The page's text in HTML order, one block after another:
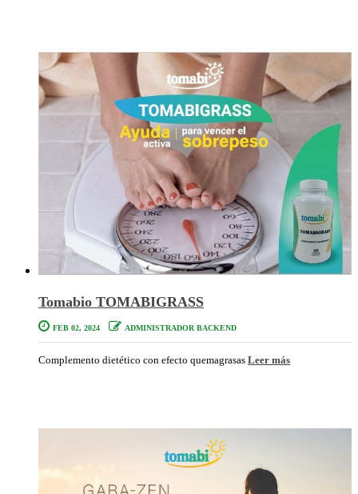
Tomabio TOMABIGRASS
FEB 02, 2024 ADMINISTRADOR BACKEND
Complemento dietético con efecto quemagrasas Leer más